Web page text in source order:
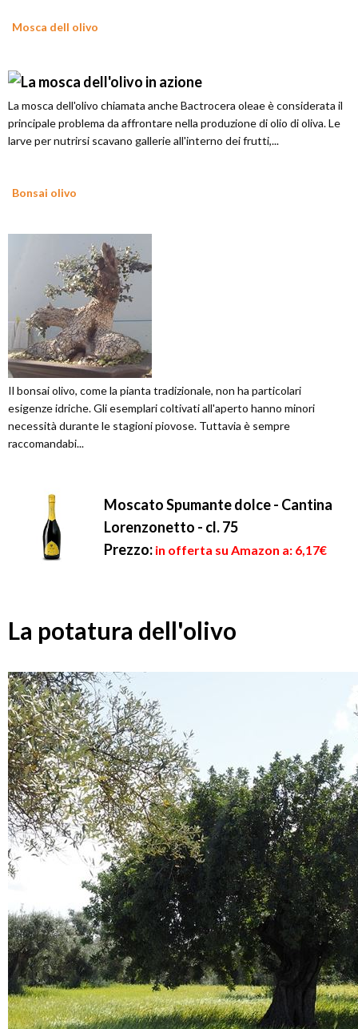
Mosca dell olivo
La mosca dell'olivo chiamata anche Bactrocera oleae è considerata il
principale problema da affrontare nella produzione di olio di oliva. Le
larve per nutrirsi scavano gallerie all'interno dei frutti,...
Bonsai olivo
Il bonsai olivo, come la pianta tradizionale, non ha particolari
esigenze idriche. Gli esemplari coltivati all'aperto hanno minori
necessità durante le stagioni piovose. Tuttavia è sempre
raccomandabi...
Moscato Spumante dolce - Cantina
Lorenzonetto - cl. 75
Prezzo: in offerta su Amazon a: 6,17€
La potatura dell'olivo